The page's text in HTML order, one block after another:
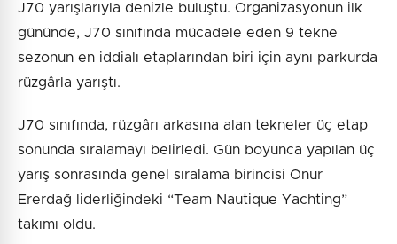
J70 yarışlarıyla denizle buluştu. Organizasyonun ilk
gününde, J70 sınıfında mücadele eden 9 tekne
sezonun en iddialı etaplarından biri için aynı parkurda
rüzgârla yarıştı.
J70 sınıfında, rüzgârı arkasına alan tekneler üç etap
sonunda sıralamayı belirledi. Gün boyunca yapılan üç
yarış sonrasında genel sıralama birincisi Onur
Ererdağ liderliğindeki “Team Nautique Yachting”
takımı oldu.